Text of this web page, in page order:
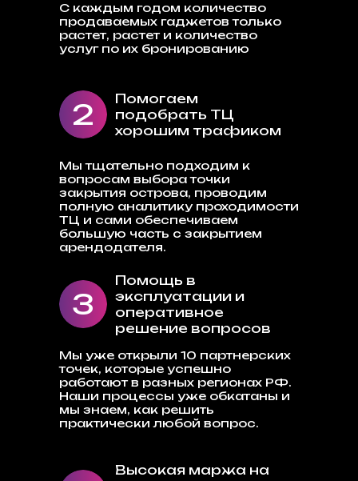
Высокая маржа на
Помощь в
эксплуатации и
оперативное
решение вопросов
Помогаем
подобрать ТЦ
хорошим трафиком
С каждым годом количество
продаваемых гаджетов только
растет, растет и количество
услуг по их бронированию
Мы тщательно подходим к
вопросам выбора точки
закрытия острова, проводим
полную аналитику проходимости
ТЦ и сами обеспечиваем
большую часть с закрытием
арендодателя.
Мы уже открыли 10 партнерских
точек, которые успешно
работают в разных регионах РФ.
Наши процессы уже обкатаны и
мы знаем, как решить
практически любой вопрос.
3
2